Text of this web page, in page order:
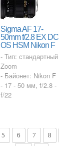
Sigma AF 17-
50mm f/2.8 EX DC
OS HSM Nikon F
- Тип: стандартный
Zoom
- Байонет: Nikon F
- 17 - 50 мм, f/2.8 -
f/22
5 6 7 8